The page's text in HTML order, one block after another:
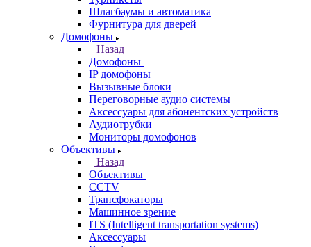
Шлагбаумы и автоматика
Фурнитура для дверей
Домофоны
Назад
Домофоны
IP домофоны
Вызывные блоки
Переговорные аудио системы
Аксессуары для абонентских устройств
Аудиотрубки
Мониторы домофонов
Объективы
Назад
Объективы
CCTV
Трансфокаторы
Машинное зрение
ITS (Intelligent transportation systems)
Аксессуары